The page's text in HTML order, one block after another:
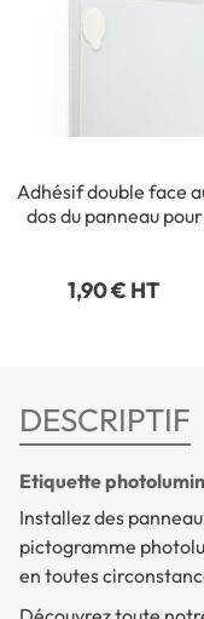
Adhésif double face
dos du panneau pour
1,90 € HT
DESCRIPTIF
Etiquette
Installez des
pictogramme
en toutes